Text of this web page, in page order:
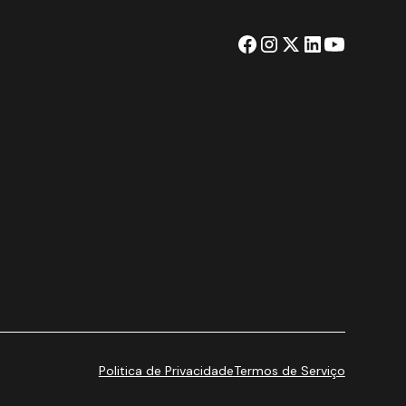
Politica de PrivacidadeTermos de Serviço